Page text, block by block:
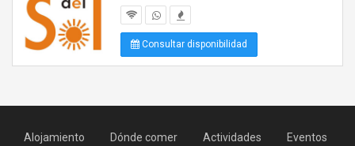
Consultar disponibilidad
Alojamiento Dónde comer Actividades Eventos